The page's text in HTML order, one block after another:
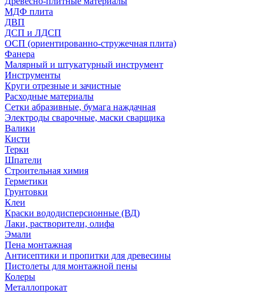
МДФ плита
ДВП
ДСП и ЛДСП
ОСП (ориентированно-стружечная плита)
Фанера
Малярный и штукатурный инструмент
Инструменты
Круги отрезные и зачистные
Расходные материалы
Сетки абразивные, бумага наждачная
Электроды сварочные, маски сварщика
Валики
Кисти
Терки
Шпатели
Строительная химия
Герметики
Грунтовки
Клеи
Краски вододисперсионные (ВД)
Лаки, растворители, олифа
Эмали
Пена монтажная
Антисептики и пропитки для древесины
Пистолеты для монтажной пены
Колеры
Металлопрокат